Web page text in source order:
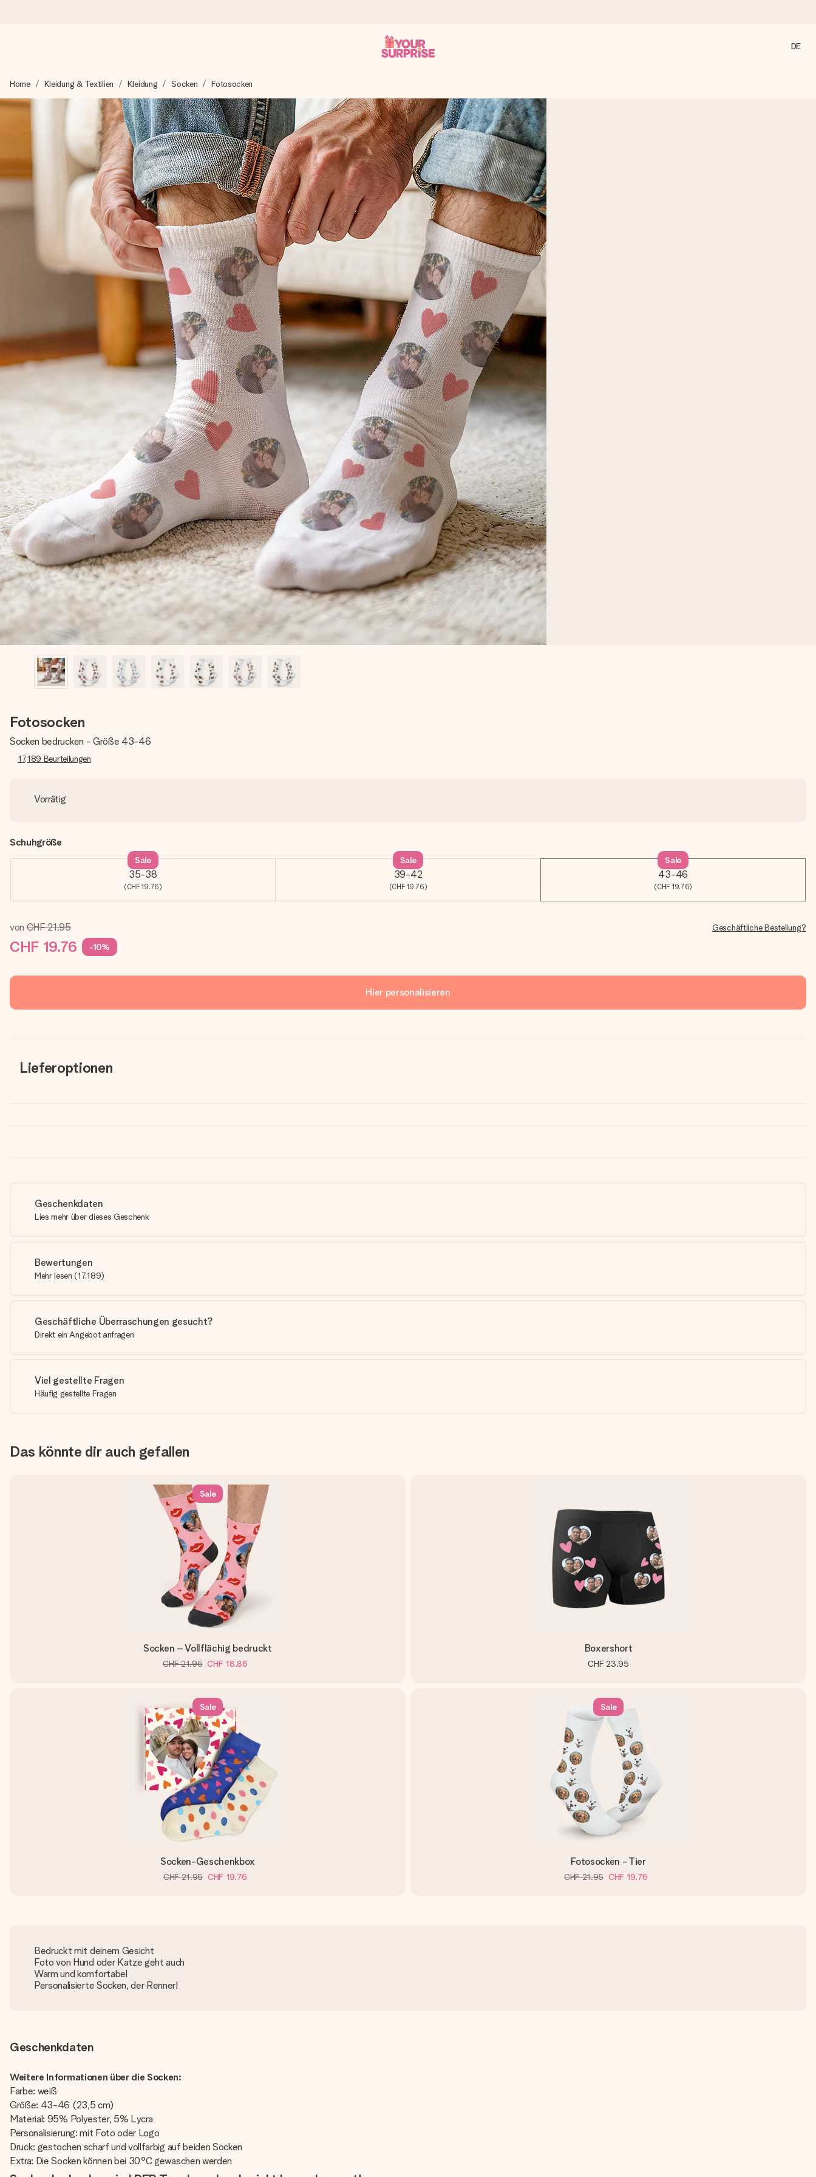
Wir bereiten dein Geschenk sorgfältig vor und schicken es blitzschnell – damit du es genau zum richtigen Zeitpunkt überreichen kannst, wenn es am meisten zählt.
4,7 (basierend auf +15.000 Bewertungen)
Unsere Geschenke begeistern. Kunden bewerten uns mit 4,7 bei Google Reviews (Gesamtergebnis aller Länder, in die wir versenden).
Mit Liebe gemacht, im Handumdrehen
Erstelle etwas Einzigartiges in wenigen Schritten – mit ihrem Namen, deinem Foto oder einer Nachricht von Herzen. Kein Stress, nur pure Liebe für den perfekten Moment.
DE
Home Kleidung & Textilien Kleidung Socken Fotosocken
Fotosocken
Socken bedrucken - Größe 43-46
17,189 Beurteilungen
Vorrätig
Schuhgröße
35-38
(CHF 19.76)
Sale
39-42
(CHF 19.76)
Sale
43-46
(CHF 19.76)
Sale
von CHF 21.95
CHF 19.76 -10%
Geschäftliche Bestellung?
Hier personalisieren
Lieferoptionen
Geschenkdaten
Lies mehr über dieses Geschenk
Bewertungen
Mehr lesen (17,189)
Geschäftliche Überraschungen gesucht?
Direkt ein Angebot anfragen
Viel gestellte Fragen
Häufig gestellte Fragen
Das könnte dir auch gefallen
Sale
Socken – Vollflächig bedruckt
CHF 21.95 CHF 18.86
Boxershort
CHF 23.95
Sale
Socken-Geschenkbox
CHF 21.95 CHF 19.76
Sale
Fotosocken - Tier
CHF 21.95 CHF 19.76
Bedruckt mit deinem Gesicht
Foto von Hund oder Katze geht auch
Warm und komfortabel
Personalisierte Socken, der Renner!
Geschenkdaten
Weitere Informationen über die Socken:
Farbe: weiß
Größe: 43-46 (23,5 cm)
Material: 95% Polyester, 5% Lycra
Personalisierung: mit Foto oder Logo
Druck: gestochen scharf und vollfarbig auf beiden Socken
Extra: Die Socken können bei 30°C gewaschen werden